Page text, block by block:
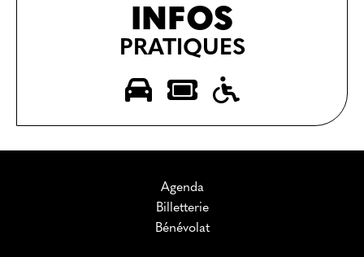
INFOS
PRATIQUES
Agenda
Billetterie
Bénévolat